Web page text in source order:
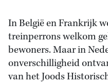
In België en Frankrijk
treinperrons welkom
bewoners. Maar in
onverschilligheid
van het Joods